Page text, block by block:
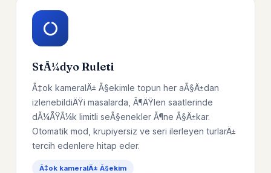
StÃ¼dyo Ruleti
Ã‡ok kameralÄ± Ã§ekimle topun her aÃ§Ä±dan
izlenebildiÄŸi masalarda, Ã¶ÄŸlen saatlerinde
dÃ¼ÅŸÃ¼k limitli seÃ§enekler Ã¶ne Ã§Ä±kar.
Otomatik mod, krupiyersiz ve seri ilerleyen turlarÄ±
tercih edenlere hitap eder.
Ã‡ok kameralÄ± Ã§ekim